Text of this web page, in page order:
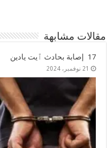
مقالات مشابهة
17 إصابة بحادث ٱيت يادين
21 نوفمبر، 2024